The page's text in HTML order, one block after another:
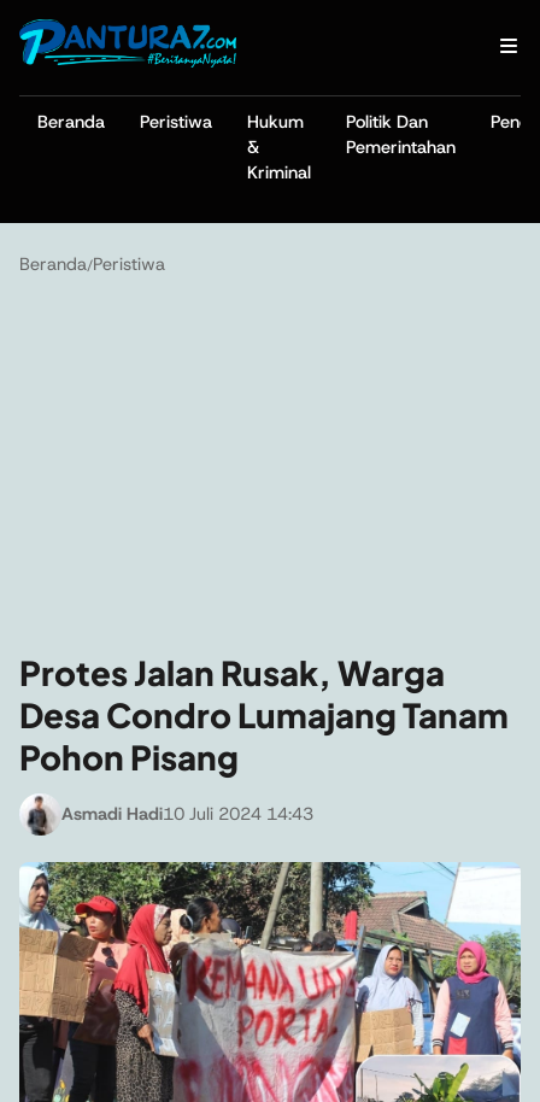
Beranda Peristiwa
Hukum
&
Kriminal
Politik Dan
Pemerintahan
Beranda/Peristiwa
Protes Jalan Rusak, Warga
Desa Condro Lumajang Tanam
Pohon Pisang
Asmadi Hadi10 Juli 2024 14:43